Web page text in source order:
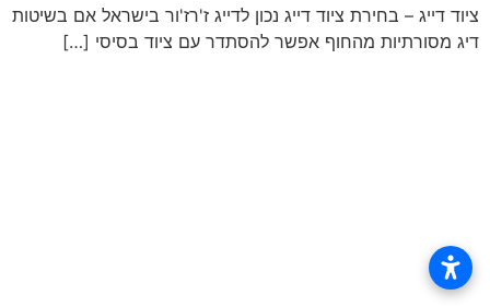
ציוד דייג – בחירת ציוד דייג נכון לדייג ז'רז'ור בישראל אם בשיטות
דיג מסורתיות מהחוף אפשר להסתדר עם ציוד בסיסי […]